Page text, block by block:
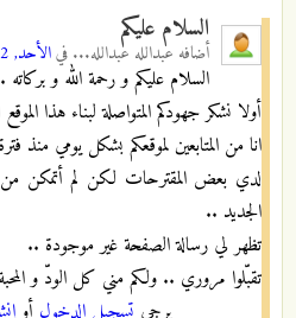
السلام عليكم
أضافه عبدالله عبدالله... فيالأحد, 04/11/2012 - 11:21
السلام عليكم و رحمة الله و
أولا نشكر جهودكم المتواصلة لبناء هذا
انا من المتابعين لموقعكم بشكل يومي منذ
لدي بعض المقترحات لكن لم أتمكن من
الجديد ..
تظهر لي رسالة الصفحة غير موجودة ..
تقبّلوا مروري .. ولكم مني كل الودّ و